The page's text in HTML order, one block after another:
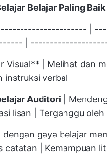
Belajar Paling
|
|
Visual** | Melihat dan
instruksi verbal
Auditori |
lisan | Terganggu
dengan gaya belajar
catatan | Kemampuan